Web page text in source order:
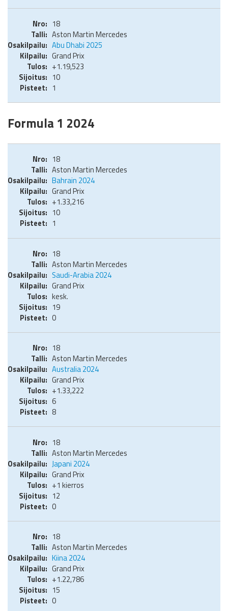
18
Aston Martin Mercedes
Abu Dhabi 2025
Grand Prix
+1.19,523
10
1
Formula 1 2024
18
Aston Martin Mercedes
Bahrain 2024
Grand Prix
+1.33,216
10
1
18
Aston Martin Mercedes
Saudi-Arabia 2024
Grand Prix
kesk.
19
0
18
Aston Martin Mercedes
Australia 2024
Grand Prix
+1.33,222
6
8
18
Aston Martin Mercedes
Japani 2024
Grand Prix
+1 kierros
12
0
18
Aston Martin Mercedes
Kiina 2024
Grand Prix
+1.22,786
15
0